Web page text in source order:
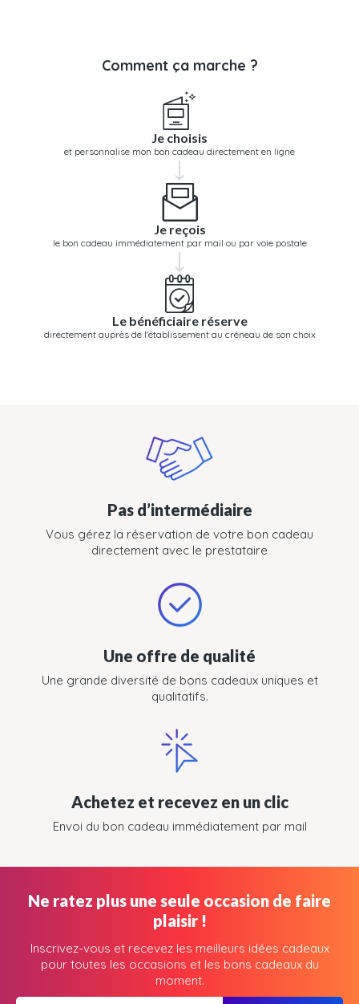
Comment ça marche ?
Je choisis
et personnalise mon bon cadeau directement en ligne
Je reçois
le bon cadeau immédiatement par mail ou par voie postale
Le bénéficiaire réserve
directement auprès de l'établissement au créneau de son choix
Pas d’intermédiaire
Vous gérez la réservation de votre bon cadeau
directement avec le prestataire
Une offre de qualité
Une grande diversité de bons cadeaux uniques et
qualitatifs.
Achetez et recevez en un clic
Envoi du bon cadeau immédiatement par mail
Ne ratez plus une seule occasion de faire
plaisir !
Inscrivez-vous et recevez les meilleurs idées cadeaux
pour toutes les occasions et les bons cadeaux du
moment.